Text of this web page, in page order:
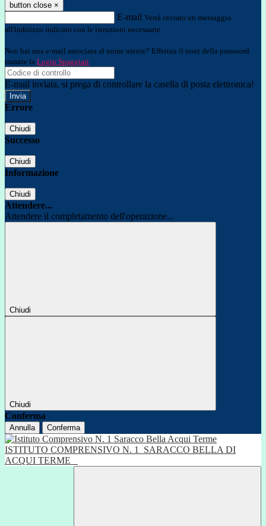
button close ×
E-mail Verrà inviato un messaggio
all'indirizzo indicato con le istruzioni necessarie.
Non hai una e-mail associata al nome utente? Effettua il reset della password
tramite la Login Spaggiari
E-mail inviata, si prega di controllare la casella di posta elettronica!
Errore
Chiudi
Successo
Chiudi
Informazione
Chiudi
Attendere...
Attendere il completamento dell'operazione...
Chiudi
Chiudi
Conferma
Annulla Conferma
ISTITUTO COMPRENSIVO N. 1
SARACCO BELLA DI
ACQUI TERME